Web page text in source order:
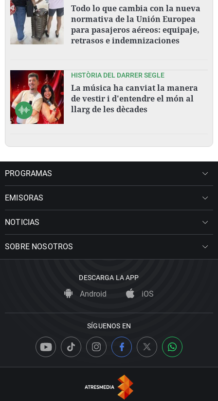
Todo lo que cambia con la nueva
normativa de la Unión Europea
para pasajeros aéreos: equipaje,
retrasos e indemnizaciones
HISTÒRIA DEL DARRER SEGLE
La música ha canviat la manera
de vestir i d'entendre el món al
llarg de les dècades
PROGRAMAS
EMISORAS
NOTICIAS
SOBRE NOSOTROS
DESCARGA LA APP
Android iOS
SÍGUENOS EN